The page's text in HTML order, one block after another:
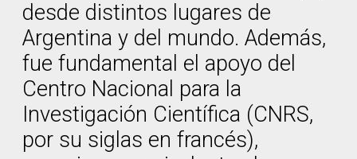
desde distintos lugares de
Argentina y del mundo. Además,
fue fundamental el apoyo del
Centro Nacional para la
Investigación Científica (CNRS,
por su siglas en francés),